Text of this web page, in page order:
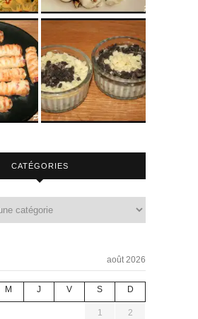
CATÉGORIES
août 2026
M J V S D
1 2